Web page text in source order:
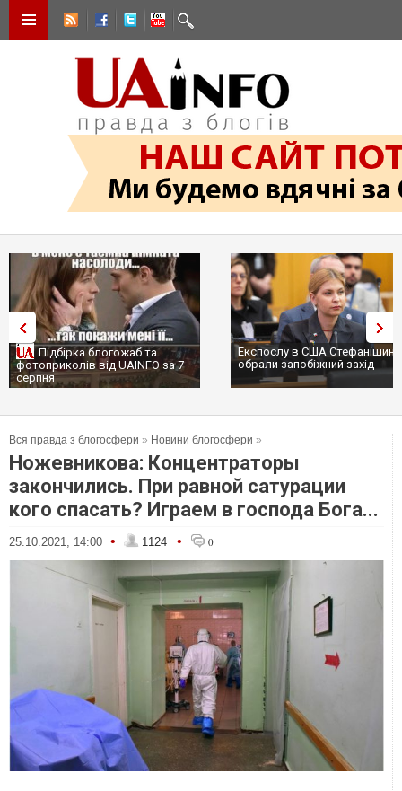
Експослу в США Стефанішиній
обрали запобіжний захід
Трамп не передасть
сотні ракет до Patriot,
...
Вся правда з блогосфери » Новини блогосфери »
Ножевникова: Концентраторы
закончились. При равной сатурации
кого спасать? Играем в господа Бога...
25.10.2021, 14:00 • 1124 • 0